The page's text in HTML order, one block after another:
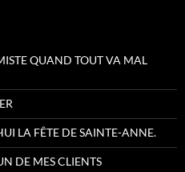
QUAND TOUT VA MAL
LA FÊTE DE SAINTE-ANNE.
DE MES CLIENTS